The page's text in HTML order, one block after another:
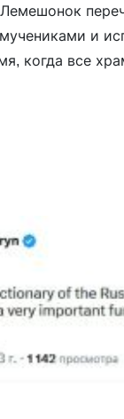
и
когда все